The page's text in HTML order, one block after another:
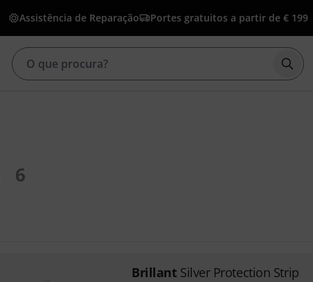
Assistência de Reparação Portes gratuitos a partir de € 199
6
Brillant Silver Protection Strip